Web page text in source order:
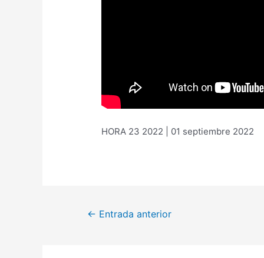
HORA 23 2022 | 01 septiembre 2022
← Entrada anterior